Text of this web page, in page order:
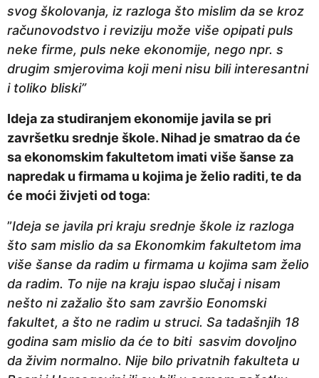
svog školovanja, iz razloga što mislim da se kroz
računovodstvo i reviziju može više opipati puls
neke firme, puls neke ekonomije, nego npr. s
drugim smjerovima koji meni nisu bili interesantni
i toliko bliski”
Ideja za studiranjem ekonomije javila se pri
završetku srednje škole. Nihad je smatrao da će
sa ekonomskim fakultetom imati više šanse za
napredak u firmama u kojima je želio raditi, te da
će moći živjeti od toga:
”Ideja se javila pri kraju srednje škole iz razloga
što sam mislio da sa Ekonomkim fakultetom ima
više šanse da radim u firmama u kojima sam želio
da radim. To nije na kraju ispao slučaj i nisam
nešto ni zažalio što sam završio Eonomski
fakultet, a što ne radim u struci. Sa tadašnjih 18
godina sam mislio da će to biti sasvim dovoljno
da živim normalno. Nije bilo privatnih fakulteta u